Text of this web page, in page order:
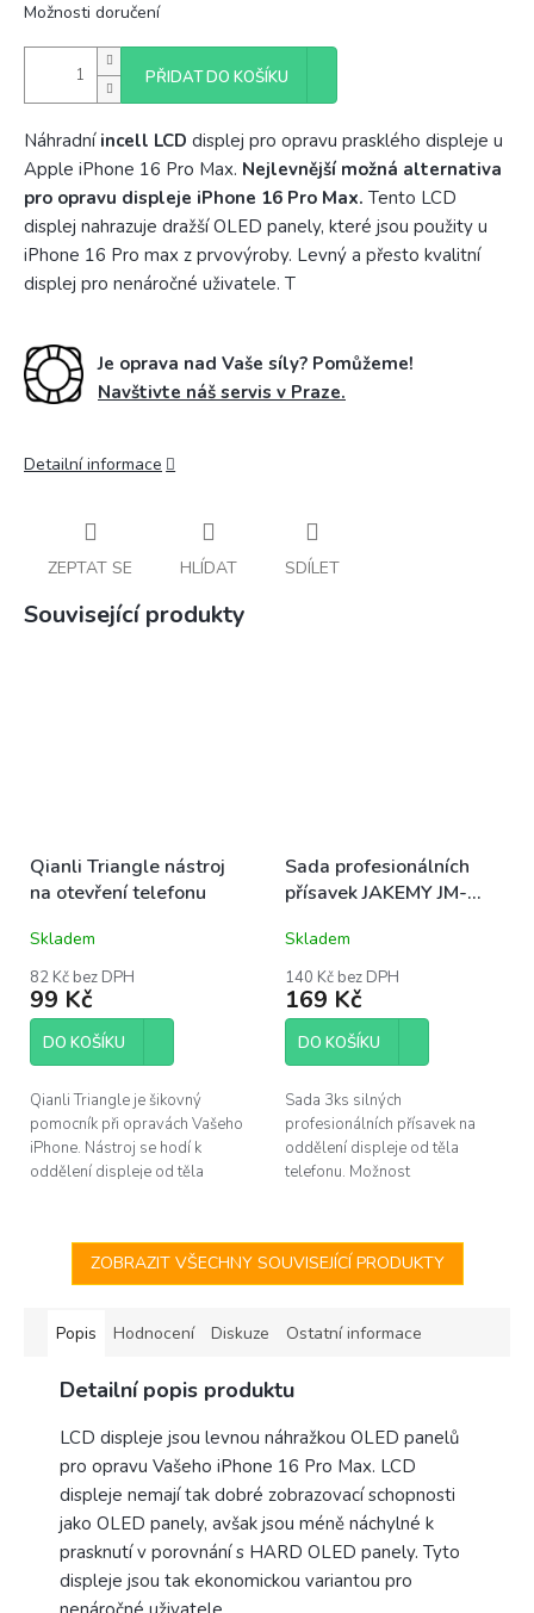
Možnosti doručení
PŘIDAT DO KOŠÍKU
Náhradní incell LCD displej pro opravu prasklého displeje u
Apple iPhone 16 Pro Max. Nejlevnější možná alternativa
pro opravu displeje iPhone 16 Pro Max. Tento LCD
displej nahrazuje dražší OLED panely, které jsou použity u
iPhone 16 Pro max z prvovýroby. Levný a přesto kvalitní
displej pro nenáročné uživatele. T
Je oprava nad Vaše síly? Pomůžeme!
Navštivte náš servis v Praze.
Detailní informace
ZEPTAT SE HLÍDAT SDÍLET
Související produkty
Qianli Triangle nástroj
na otevření telefonu
Skladem
82 Kč bez DPH
99 Kč
DO KOŠÍKU
Qianli Triangle je šikovný
pomocník při opravách Vašeho
iPhone. Nástroj se hodí k
oddělení displeje od těla
tenký, avšak...
Sada profesionálních
přísavek JAKEMY JM-
Skladem
140 Kč bez DPH
169 Kč
DO KOŠÍKU
Sada 3ks silných
profesionálních přísavek na
oddělení displeje od těla
telefonu. Možnost
ZOBRAZIT VŠECHNY SOUVISEJÍCÍ PRODUKTY
Popis Hodnocení Diskuze Ostatní informace
Detailní popis produktu
LCD displeje jsou levnou náhražkou OLED panelů
pro opravu Vašeho iPhone 16 Pro Max. LCD
displeje nemají tak dobré zobrazovací schopnosti
jako OLED panely, avšak jsou méně náchylné k
prasknutí v porovnání s HARD OLED panely. Tyto
displeje jsou tak ekonomickou variantou pro